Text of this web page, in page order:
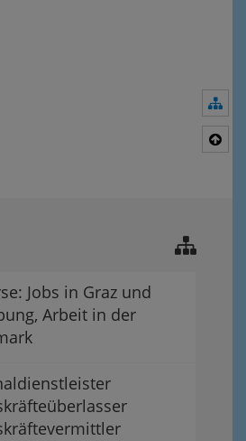
Jobs in Graz und
Arbeit in der